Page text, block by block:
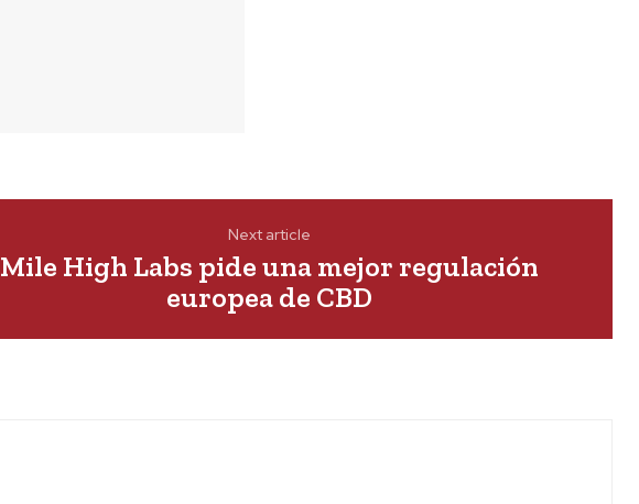
Next article
Mile High Labs pide una mejor regulación
europea de CBD